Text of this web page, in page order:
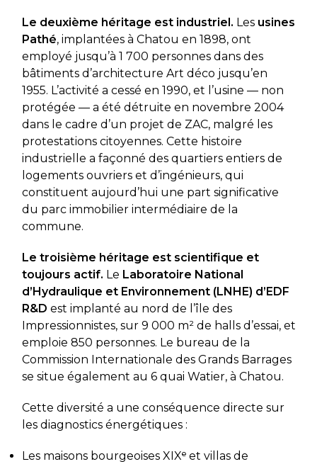
Le deuxième héritage est industriel. Les usines
Pathé, implantées à Chatou en 1898, ont
employé jusqu’à 1 700 personnes dans des
bâtiments d’architecture Art déco jusqu’en
1955. L’activité a cessé en 1990, et l’usine — non
protégée — a été détruite en novembre 2004
dans le cadre d’un projet de ZAC, malgré les
protestations citoyennes. Cette histoire
industrielle a façonné des quartiers entiers de
logements ouvriers et d’ingénieurs, qui
constituent aujourd’hui une part significative
du parc immobilier intermédiaire de la
commune.
Le troisième héritage est scientifique et
toujours actif. Le Laboratoire National
d’Hydraulique et Environnement (LNHE) d’EDF
R&D est implanté au nord de l’île des
Impressionnistes, sur 9 000 m² de halls d’essai, et
emploie 850 personnes. Le bureau de la
Commission Internationale des Grands Barrages
se situe également au 6 quai Watier, à Chatou.
Cette diversité a une conséquence directe sur
les diagnostics énergétiques :
Les maisons bourgeoises XIXᵉ et villas de